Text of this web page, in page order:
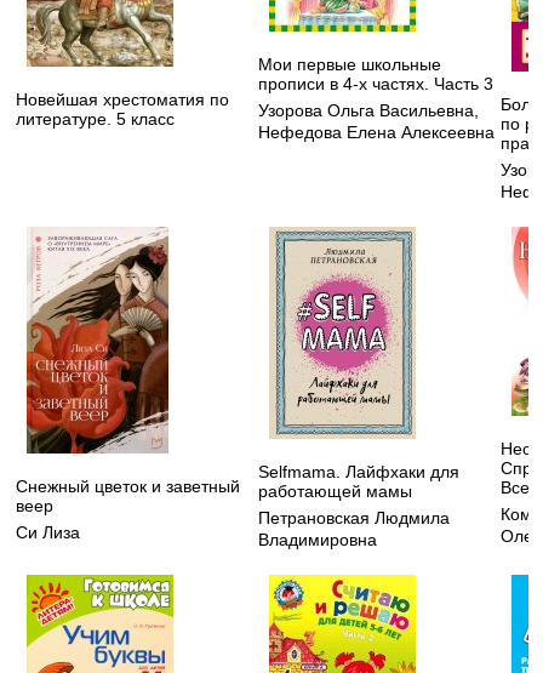
Новейшая хрестоматия по
литературе. 5 класс
Мои первые школьные
прописи в 4-х частях. Часть 3
Узорова Ольга Васильевна
Нефедова Елена Алексеевна по
Снежный цветок и заветный
веер
Си Лиза
Selfmama. Лайфхаки для
работающей мамы
Петрановская Людмила
Владимировна